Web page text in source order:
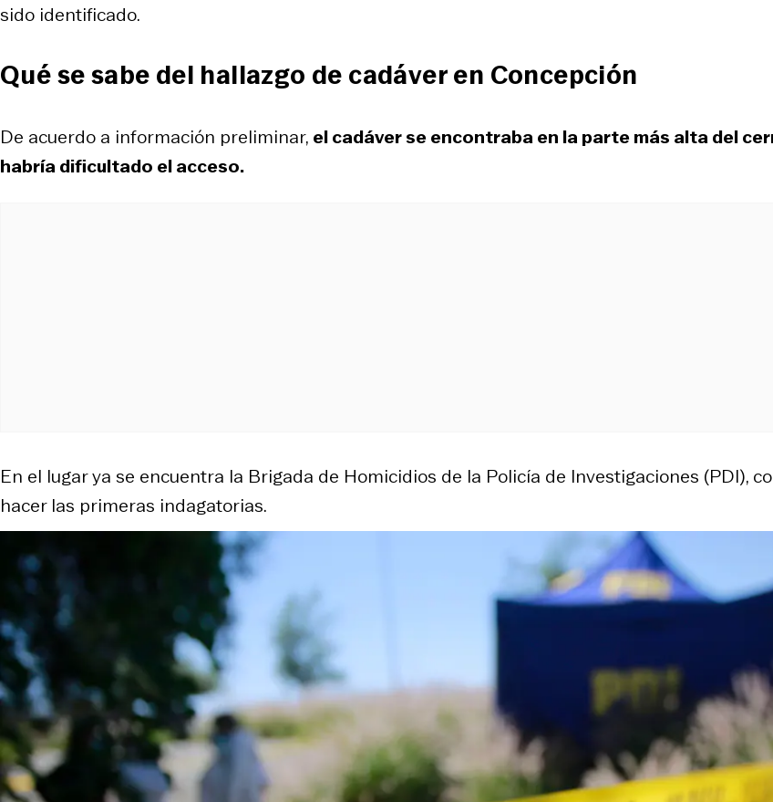
sido identificado.
Qué se sabe del hallazgo de cadáver en Concepción
De acuerdo a información preliminar, el cadáver se encontraba en la parte más alta del
habría dificultado el acceso.
En el lugar ya se encuentra la Brigada de Homicidios de la Policía de Investigaciones (PDI),
hacer las primeras indagatorias.